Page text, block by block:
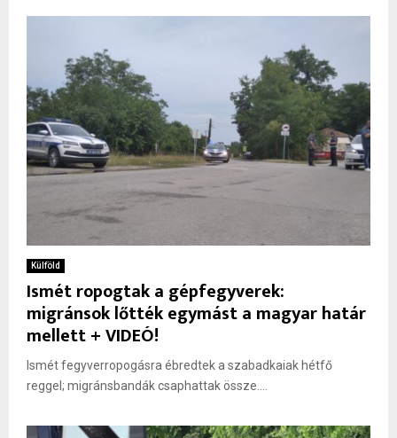
Külföld
Ismét ropogtak a gépfegyverek:
migránsok lőtték egymást a magyar határ
mellett + VIDEÓ!
Ismét fegyverropogásra ébredtek a szabadkaiak hétfő
reggel; migránsbandák csaphattak össze....